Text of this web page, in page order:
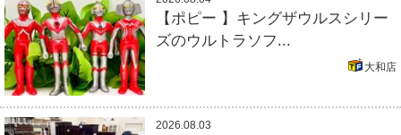
【ポピー 】キングザウルスシリー
ズのウルトラソフ...
大和店
2026.08.03